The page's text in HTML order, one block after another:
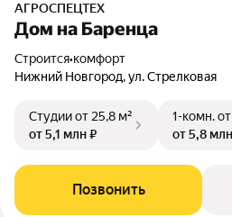
АГРОСПЕЦТЕХ
Дом на Баренца
Строится•комфорт
Нижний Новгород, ул. Стрелковая
Студииот 25,8 м²
от 5,1 млн ₽
1-комн.
от 5,8
Позвонить